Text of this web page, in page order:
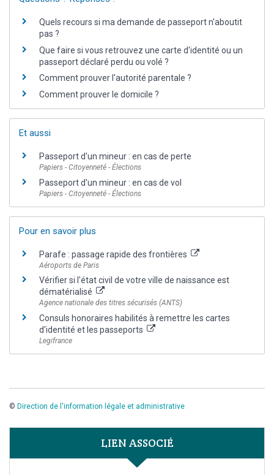
Quels recours si ma demande de passeport n'aboutit
pas ?
Que faire si vous retrouvez une carte d'identité ou un
passeport déclaré perdu ou volé ?
Comment prouver l'autorité parentale ?
Comment prouver le domicile ?
Et aussi
Passeport d'un mineur : en cas de perte
Papiers - Citoyenneté - Élections
Passeport d'un mineur : en cas de vol
Papiers - Citoyenneté - Élections
Pour en savoir plus
Parafe : passage rapide des frontières
Aéroports de Paris
Vérifier si l'état civil de votre ville de naissance est
dématérialisé
Agence nationale des titres sécurisés (ANTS)
Consuls honoraires habilités à remettre les cartes
d'identité et les passeports
Legifrance
© Direction de l'information légale et administrative
LIEN ASSOCIÉ